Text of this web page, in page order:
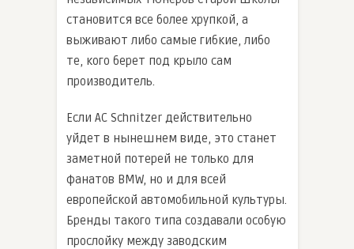
становится все более хрупкой, а
выживают либо самые гибкие, либо
те, кого берет под крыло сам
производитель.
Если AC Schnitzer действительно
уйдет в нынешнем виде, это станет
заметной потерей не только для
фанатов BMW, но и для всей
европейской автомобильной культуры.
Бренды такого типа создавали особую
прослойку между заводским